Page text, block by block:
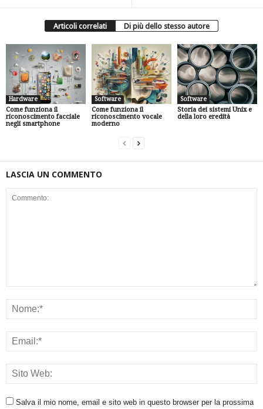
Articoli correlati Di più dello stesso autore
Hardware
Come funziona il
riconoscimento facciale
negli smartphone
Software
Come funziona il
riconoscimento vocale
moderno
Software
Storia dei sistemi Unix e
della loro eredità
LASCIA UN COMMENTO
Salva il mio nome, email e sito web in questo browser per la prossima